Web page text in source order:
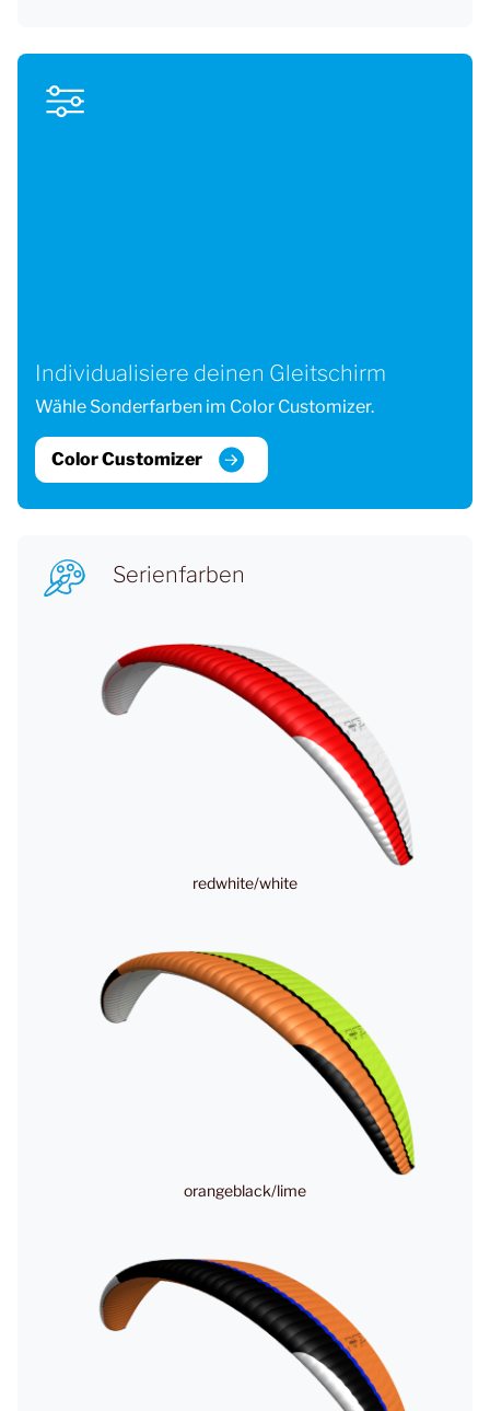
Individualisiere deinen Gleitschirm
Wähle Sonderfarben im Color Customizer.
Color Customizer
Serienfarben
redwhite/white
orangeblack/lime